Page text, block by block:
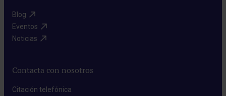
Blog​
Eventos​
Noticias​
Contacta con nosotros
Citación telefónica